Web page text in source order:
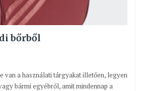
bőrből
van a használati tárgyakat illetően, legyen
bármi egyébről, amit mindennap a